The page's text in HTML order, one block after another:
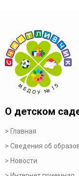
О детском
Главная
Сведения об
Новости